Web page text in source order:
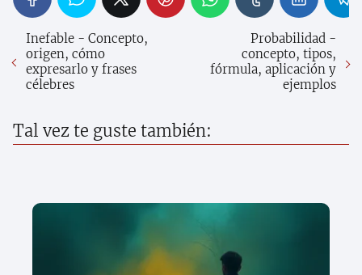
Inefable - Concepto,
origen, cómo
expresarlo y frases
célebres
Probabilidad -
concepto, tipos,
fórmula, aplicación y
ejemplos
Tal vez te guste también: